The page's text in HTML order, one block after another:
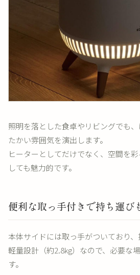
照明を落とした食卓やリビングでも
たかい雰囲気を演出します。
ヒーターとしてだけでなく、空間を
しても魅力的です。
便利な取っ手付きで持ち運び
本体サイドには取っ手がついており、
軽量設計（約2.8kg）なので、必要な
す。